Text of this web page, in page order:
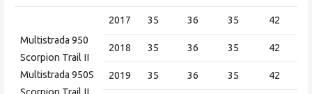
Multistrada 950
Scorpion Trail II
Multistrada 950S
2017 35 36 35 42
2018 35 36 35 42
2019 35 36 35 42